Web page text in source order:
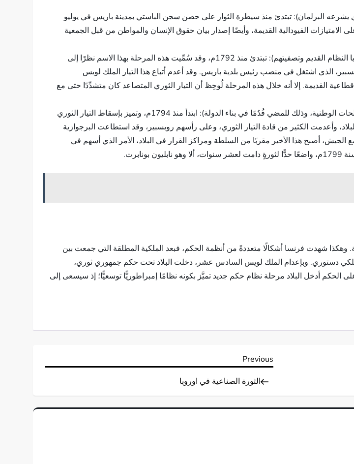
يشرعه البرلمان): تبتدئ منذ سيطرة الثوار على حصن سجن الباستي بمدينة باريس في يوليو
على الامتيازات الفيودالية القديمة، وأيضًا إصدار بيان حقوق الإنسان والمواطن من قبل الجمعية
مرحلة الجمهورية الثورية (نظام يقوم على حكم جمهوري، غالبًا يتميز بإعدام بقايا النظام القديم وتصفيتهم): تبتدئ منذ 1792م، وقد سُمِّيت هذه المرحلة بهذا الاسم نظرًا إلى
الذي اشتغل في منصب رئيس بلدية باريس. وقد أعدم أتباع هذا التيار الملك لويس
القديمة. إلا أنه خلال هذه المرحلة لُوحِظ أن التيار الثوري المتصاعد كان متشدِّدًا حتى مع
مرحلة الجمهورية المعتدلة (نظام يقوم على حكم جمهوري، يتميز بإعلان المصالحات الوطنية، وذلك للمضي قُدُمًا في بناء الدولة): ابتدأ منذ 1794م، وتميز بإسقاط التيار الثوري
وأعدمت الكثير من قادة التيار الثوري، وعلى رأسهم روبسبير، وقد استطاعت البرجوازية
أصبح هذا الأخير مقربًا من السلطة ومراكز القرار في البلاد، الأمر الذي أسهم في
وهكذا شهدت فرنسا أشكالًا متعددةً من أنظمة الحكم، فبعد الملكية المطلقة التي جمعت بين
ملكي دستوري. وبإعدام الملك لويس السادس عشر، دخلت البلاد تحت حكم جمهوري ثوري،
الحكم أدخل البلاد مرحلة نظام حكم جديد تميَّز بكونه نظامًا إمبراطوريًّا توسعيًّا؛ إذ سيسعى إلى
Previous
Previous
الثورة الصناعية في اوروبا